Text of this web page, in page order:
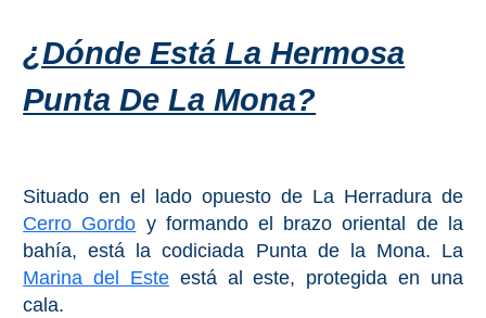
Estepona
Mijas
➜
Granada
Malaga
¿Dónde Está La Hermosa
Punta De La Mona?
Situado en el lado opuesto de La Herradura de
Cerro Gordo y formando el brazo oriental de la
bahía, está la codiciada Punta de la Mona. La
Marina del Esteestá al este, protegida en una
cala.